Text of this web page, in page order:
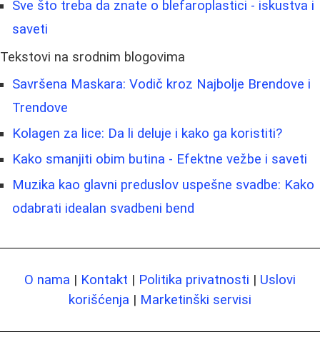
Sve što treba da znate o blefaroplastici - iskustva i
saveti
Tekstovi na srodnim blogovima
Savršena Maskara: Vodič kroz Najbolje Brendove i
Trendove
Kolagen za lice: Da li deluje i kako ga koristiti?
Kako smanjiti obim butina - Efektne vežbe i saveti
Muzika kao glavni preduslov uspešne svadbe: Kako
odabrati idealan svadbeni bend
O nama | Kontakt | Politika privatnosti | Uslovi
korišćenja | Marketinški servisi